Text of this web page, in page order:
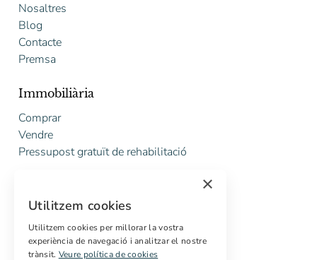
Nosaltres
Blog
Contacte
Premsa
Immobiliària
Comprar
Vendre
Pressupost gratuït de rehabilitació
Marketing digital
Compradors internacionals
Propietats off-market
×
Utilitzem cookies
Utilitzem cookies per millorar la vostra
experiència de navegació i analitzar el nostre
trànsit. Veure política de cookies